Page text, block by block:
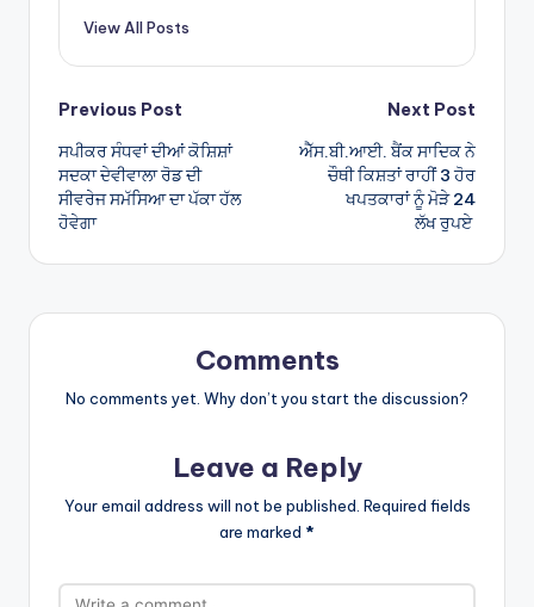
p
View All Posts
Post
navigation
Previous Post
ਸਪੀਕਰ ਸੰਧਵਾਂ ਦੀਆਂ ਕੋਸ਼ਿਸ਼ਾਂ
ਸਦਕਾ ਦੇਵੀਵਾਲਾ ਰੋਡ ਦੀ
ਸੀਵਰੇਜ ਸਮੱਸਿਆ ਦਾ ਪੱਕਾ ਹੱਲ
ਹੋਵੇਗਾ
Next Post
ਐੱਸ.ਬੀ.ਆਈ. ਬੈਂਕ ਸਾਦਿਕ ਨੇ
ਚੌਥੀ ਕਿਸ਼ਤਾਂ ਰਾਹੀਂ 3 ਹੋਰ
ਖਪਤਕਾਰਾਂ ਨੂੰ ਮੋੜੇ 24
ਲੱਖ ਰੁਪਏ
Comments
No comments yet. Why don’t you start the discussion?
Leave a Reply
Your email address will not be published. Required fields
are marked *